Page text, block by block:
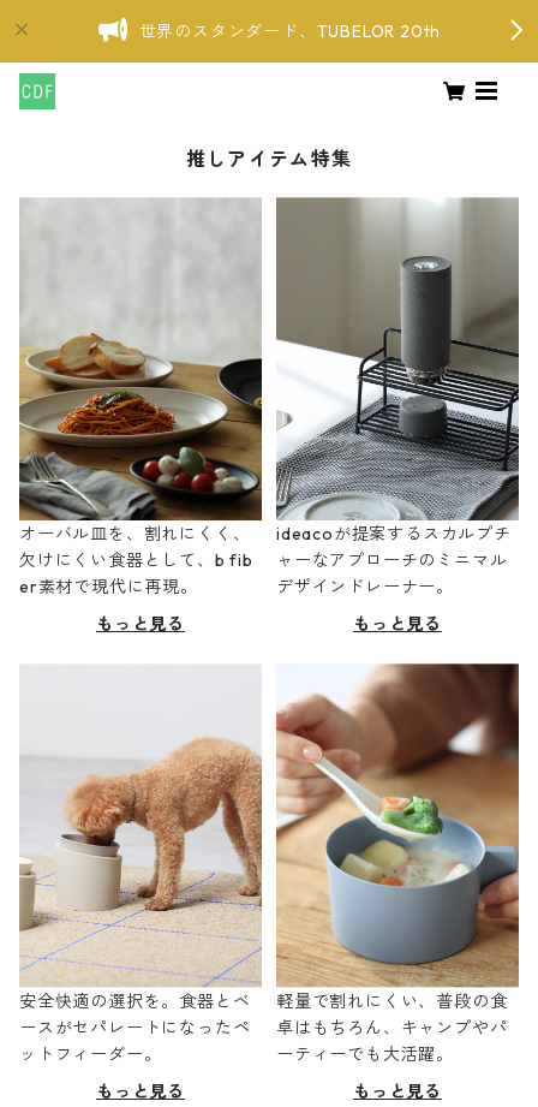
世界のスタンダード、TUBELOR 20th
推しアイテム特集
オーバル皿を、割れにくく、
欠けにくい食器として、b fib
er素材で現代に再現。
もっと見る
ideacoが提案するスカルプチ
ャーなアプローチのミニマル
デザインドレーナー。
もっと見る
安全快適の選択を。食器とベ
ースがセパレートになったペ
ットフィーダー。
もっと見る
軽量で割れにくい、普段の食
卓はもちろん、キャンプやパ
ーティーでも大活躍。
もっと見る